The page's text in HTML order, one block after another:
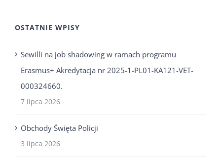
OSTATNIE WPISY
Sewilli na job shadowing w ramach programu
Erasmus+ Akredytacja nr 2025-1-PL01-KA121-VET-
000324660.
7 lipca 2026
Obchody Święta Policji
3 lipca 2026